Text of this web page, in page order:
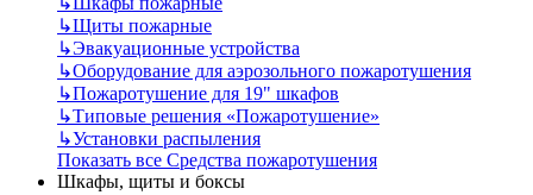
↳Щиты пожарные
↳Эвакуационные устройства
↳Оборудование для аэрозольного пожаротушения
↳Пожаротушение для 19" шкафов
↳Типовые решения «Пожаротушение»
↳Установки распыления
Показать все Средства пожаротушения
Шкафы, щиты и боксы